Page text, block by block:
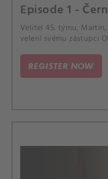
Episode 1 -
Velitel 45. týmu,
velení svému zástupci
REGISTER NOW